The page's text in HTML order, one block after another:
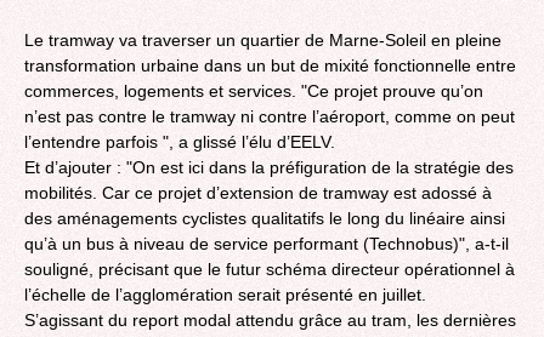
Le tramway va traverser un quartier de Marne-Soleil en pleine
transformation urbaine dans un but de mixité fonctionnelle entre
commerces, logements et services. "Ce projet prouve qu’on
n’est pas contre le tramway ni contre l’aéroport, comme on peut
l’entendre parfois ", a glissé l’élu d’EELV.
Et d’ajouter : "On est ici dans la préfiguration de la stratégie des
mobilités. Car ce projet d’extension de tramway est adossé à
des aménagements cyclistes qualitatifs le long du linéaire ainsi
qu’à un bus à niveau de service performant (Technobus)", a-t-il
souligné, précisant que le futur schéma directeur opérationnel à
l’échelle de l’agglomération serait présenté en juillet.
S’agissant du report modal attendu grâce au tram, les dernières